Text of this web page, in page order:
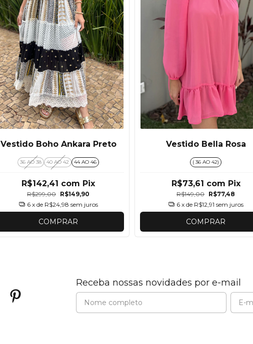
Vestido Boho Ankara Preto
36 AO 38 40 AO 42 44 AO 46
R$299,00 R$149,90
R$142,41 com Pix
6 x de R$24,98 sem juros
COMPRAR
Vestido Bella Rosa
( 36 AO 42)
R$149,00 R$77,48
R$73,61 com Pix
6 x de R$12,91 sem juros
COMPRAR
Receba nossas novidades por e-mail